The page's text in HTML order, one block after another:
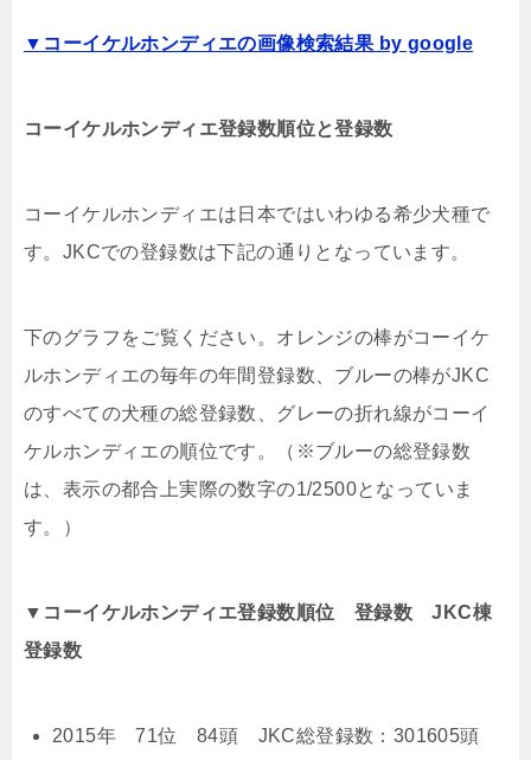
▼コーイケルホンディエの画像検索結果 by google
コーイケルホンディエ登録数順位と登録数
コーイケルホンディエは日本ではいわゆる希少犬種で
す。JKCでの登録数は下記の通りとなっています。
下のグラフをご覧ください。オレンジの棒がコーイケ
ルホンディエの毎年の年間登録数、ブルーの棒がJKC
のすべての犬種の総登録数、グレーの折れ線がコーイ
ケルホンディエの順位です。（※ブルーの総登録数
は、表示の都合上実際の数字の1/2500となっていま
す。）
▼コーイケルホンディエ登録数順位 登録数 JKC棟
登録数
2015年 71位 84頭 JKC総登録数：301605頭